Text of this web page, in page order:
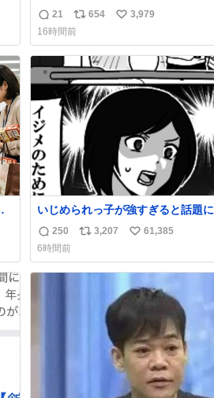
返
信
数
21
リ
ポ
ス
ト
数
654
い
ね
数
3,979
16時間前
いじめられっ子が強すぎると話題に
返
信
数
250
リ
ス
3,207
い
ね
数
61,385
6時間前